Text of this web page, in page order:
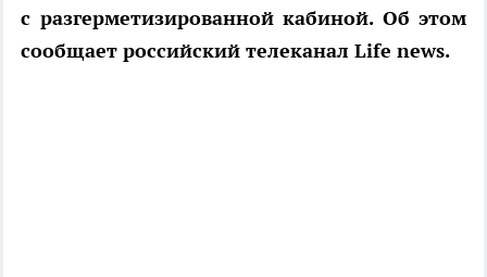
с разгерметизированной кабиной. Об этом
сообщает российский телеканал Life news.